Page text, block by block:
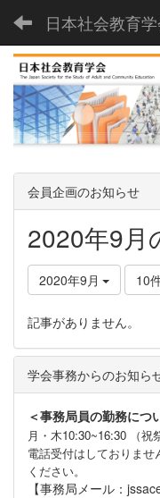
日本社会教育
会員企画のお知らせ
2020年9月
2020年9月 10
記事がありません。
学会事務からのお知ら
＜事務局員の勤務につ
月・木10:30~16:30 （祝
電話受付はしておりま
ください。
【事務局メール：